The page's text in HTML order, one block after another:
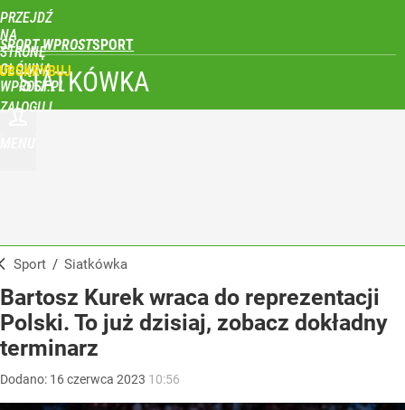
PRZEJDŹ
NA
STRONĘ
GŁÓWNĄ
WPROST.PL
SPORT WPROST
ZALOGUJ
SIATKÓWKA
Sport / Siatkówka
Bartosz Kurek wraca do reprezentacji
Polski. To już dzisiaj, zobacz dokładny
terminarz
Dodano: 16czerwca 2023 10:56